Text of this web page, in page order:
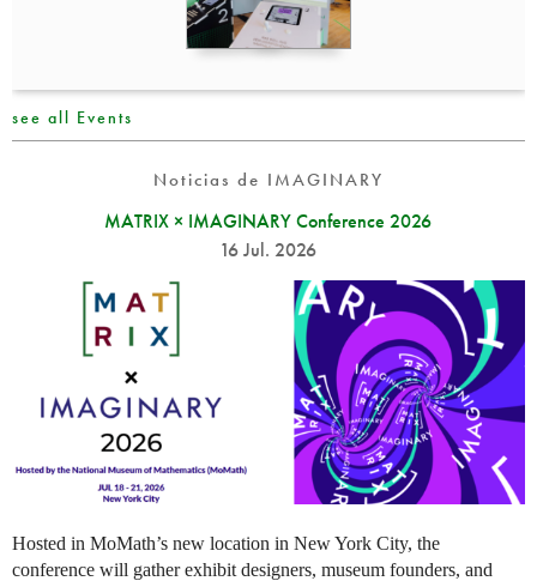
see all Events
Noticias de IMAGINARY
MATRIX × IMAGINARY Conference 2026
16 Jul. 2026
Hosted in MoMath’s new location in New York City, the
conference will gather exhibit designers, museum founders, and